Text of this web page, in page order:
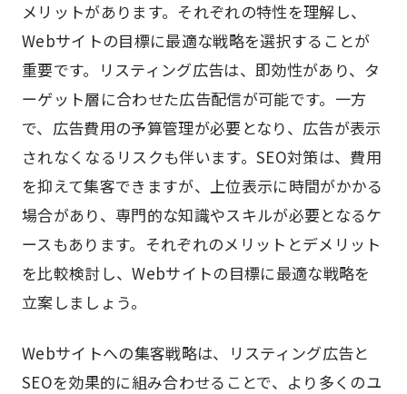
メリットがあります。それぞれの特性を理解し、
Webサイトの目標に最適な戦略を選択することが
重要です。リスティング広告は、即効性があり、タ
ーゲット層に合わせた広告配信が可能です。一方
で、広告費用の予算管理が必要となり、広告が表示
されなくなるリスクも伴います。SEO対策は、費用
を抑えて集客できますが、上位表示に時間がかかる
場合があり、専門的な知識やスキルが必要となるケ
ースもあります。それぞれのメリットとデメリット
を比較検討し、Webサイトの目標に最適な戦略を
立案しましょう。
Webサイトへの集客戦略は、リスティング広告と
SEOを効果的に組み合わせることで、より多くのユ